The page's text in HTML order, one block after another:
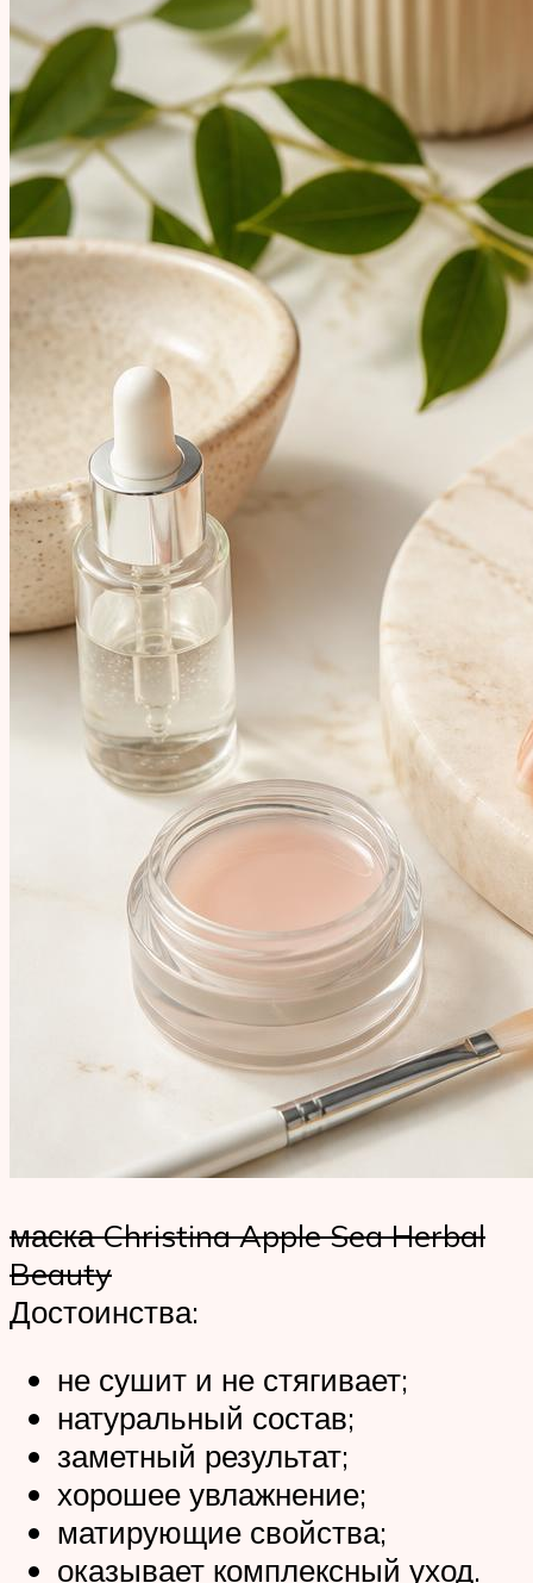
маска Christina Apple Sea Herbal
Beauty
Достоинства:
не сушит и не стягивает;
натуральный состав;
заметный результат;
хорошее увлажнение;
матирующие свойства;
оказывает комплексный уход.